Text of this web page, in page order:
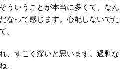
ういうことが本当に多くて、なん
なって感じます。心配しないでた
。
、すごく深いと思います。過剰な
。